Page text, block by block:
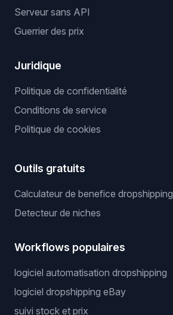
Serveur sans API
Guerrier des prix
Juridique
Politique de confidentialité
Conditions de service
Politique de cookies
Outils gratuits
Calculateur de benefice dropshipping
Detecteur de niches
Workflows populaires
logiciel automatisation dropshipping
logiciel dropshipping eBay
suivi stock et prix